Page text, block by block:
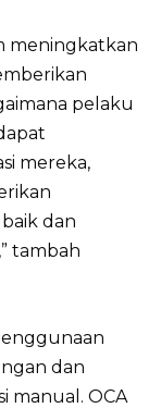
meningkatkan
pelaku
mereka,
dan
tambah
dan
manual. OCA